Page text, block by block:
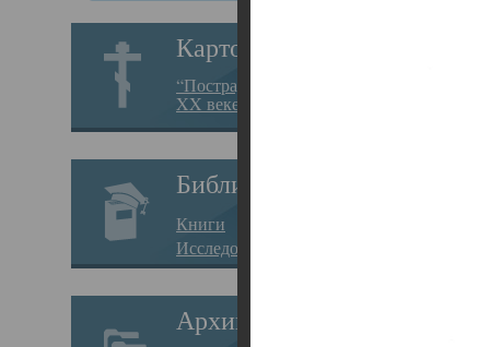
Картотека
“Пострадавшие за веру в
XX веке на Севере”
Библиотека
Книги
Исследования
Архив